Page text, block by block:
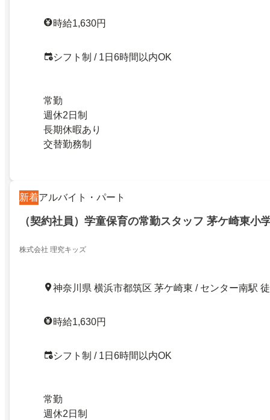
時給1,630円
シフト制 / 1日6時間以内OK
常勤
週休2日制
長期休暇あり
交替勤務制
新着アルバイト・パート
（契約社員）学童保育の常勤スタッフ 茅ケ崎東小
株式会社 理究キッズ
神奈川県 横浜市都筑区 茅ケ崎東 / センター南駅
時給1,630円
シフト制 / 1日6時間以内OK
常勤
週休2日制